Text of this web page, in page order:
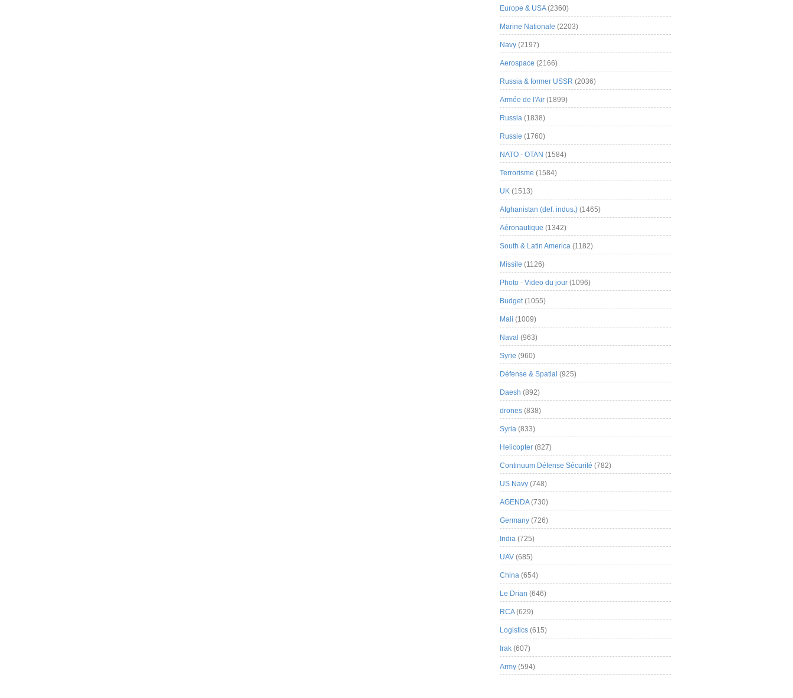
Europe & USA(2360)
Marine Nationale (2203)
Navy (2197)
Aerospace (2166)
Russia & former USSR (2036)
Armée de l'Air (1899)
Russia (1838)
Russie (1760)
NATO - OTAN (1584)
Terrorisme (1584)
UK (1513)
Afghanistan (def. indus.) (1465)
Aéronautique (1342)
South & Latin America (1182)
Missile (1126)
Photo - Video du jour (1096)
Budget(1055)
Mali (1009)
Naval (963)
Syrie (960)
Défense & Spatial (925)
Daesh (892)
drones (838)
Syria (833)
Helicopter (827)
Continuum Défense Sécurité (782)
US Navy (748)
AGENDA(730)
Germany (726)
India (725)
UAV (685)
China (654)
Le Drian (646)
RCA(629)
Logistics (615)
Irak (607)
Army (594)